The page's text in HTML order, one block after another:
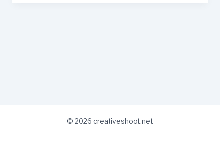
© 2026 creativeshoot.net